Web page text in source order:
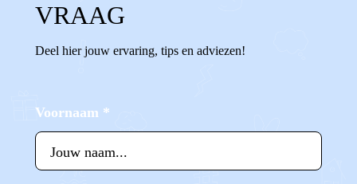
VRAAG
Deel hier jouw ervaring, tips en adviezen!
Voornaam *